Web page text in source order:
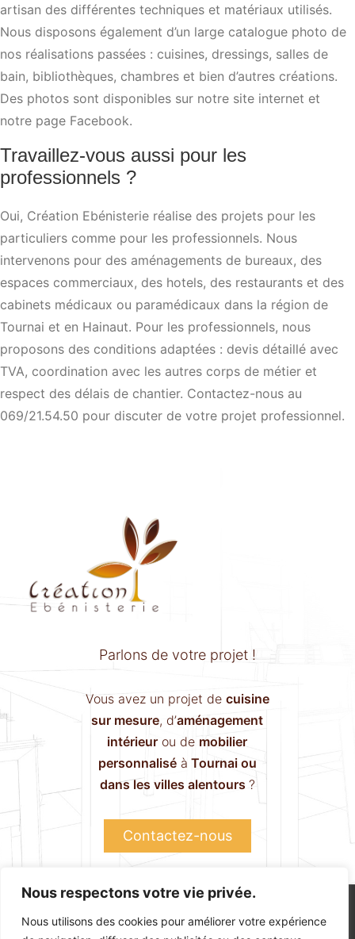
Nous respectons votre vie privée.
Nous utilisons des cookies pour améliorer votre expérience
artisan des différentes techniques et matériaux utilisés.
Nous disposons également d’un large catalogue photo de
nos réalisations passées : cuisines, dressings, salles de
bain, bibliothèques, chambres et bien d’autres créations.
Des photos sont disponibles sur notre site internet et
notre page Facebook.
Travaillez-vous aussi pour les
professionnels ?
Oui, Création Ebénisterie réalise des projets pour les
particuliers comme pour les professionnels. Nous
intervenons pour des aménagements de bureaux, des
espaces commerciaux, des hotels, des restaurants et des
cabinets médicaux ou paramédicaux dans la région de
Tournai et en Hainaut. Pour les professionnels, nous
proposons des conditions adaptées : devis détaillé avec
TVA, coordination avec les autres corps de métier et
respect des délais de chantier. Contactez-nous au
069/21.54.50 pour discuter de votre projet professionnel.
Parlons de votre projet !
Vous avez un projet de cuisine
sur mesure, d’aménagement
intérieur ou de mobilier
personnaliséà Tournai ou
dans les villes alentours ?
Contactez-nous